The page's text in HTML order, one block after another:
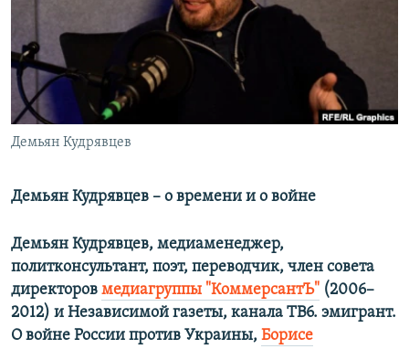
РАСПИСАНИЕ ВЕЩАНИЯ
ПОДПИШИТЕСЬ НА РАССЫЛКУ
СОЦИАЛЬНЫЕ СЕТИ
Демьян Кудрявцев
Демьян Кудрявцев – о времени и о войне
Демьян Кудрявцев, медиаменеджер,
политконсультант, поэт, переводчик, член совета
директоров медиагруппы "КоммерсантЪ" (2006–
2012) и Независимой газеты, канала ТВ6. эмигрант.
О войне России против Украины, Борисе